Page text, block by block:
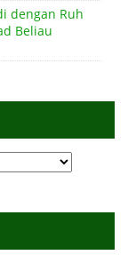
dengan Ruh